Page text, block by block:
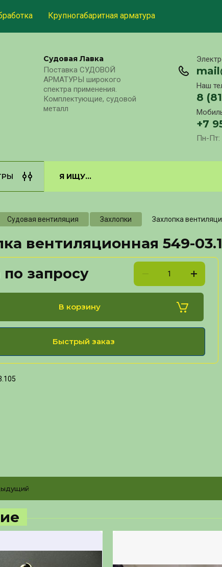
Крупногабаритная арматура
Судовая Лавка
Поставка СУДОВОЙ
АРМАТУРЫ широкого
спектра применения.
Комплектующие, судовой
металл
Наш
8
+7
Пн-Пт:
Судовая вентиляция Захлопки Захлопка
вентиляционная 549-
запросу
В корзину
Быстрый заказ